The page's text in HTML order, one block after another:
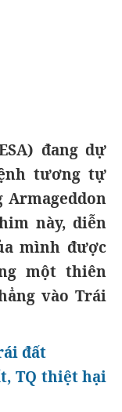
đang dự
tương tự
này, diễn
mình được
một thiên
vào Trái
đất
TQ thiệt hại